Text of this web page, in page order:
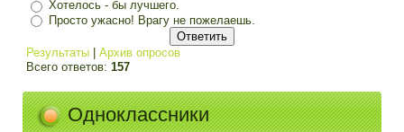
Хотелось - бы лучшего.
Просто ужасно! Врагу не пожелаешь.
Результаты |Архив опросов
Всего ответов:157
Одноклассники